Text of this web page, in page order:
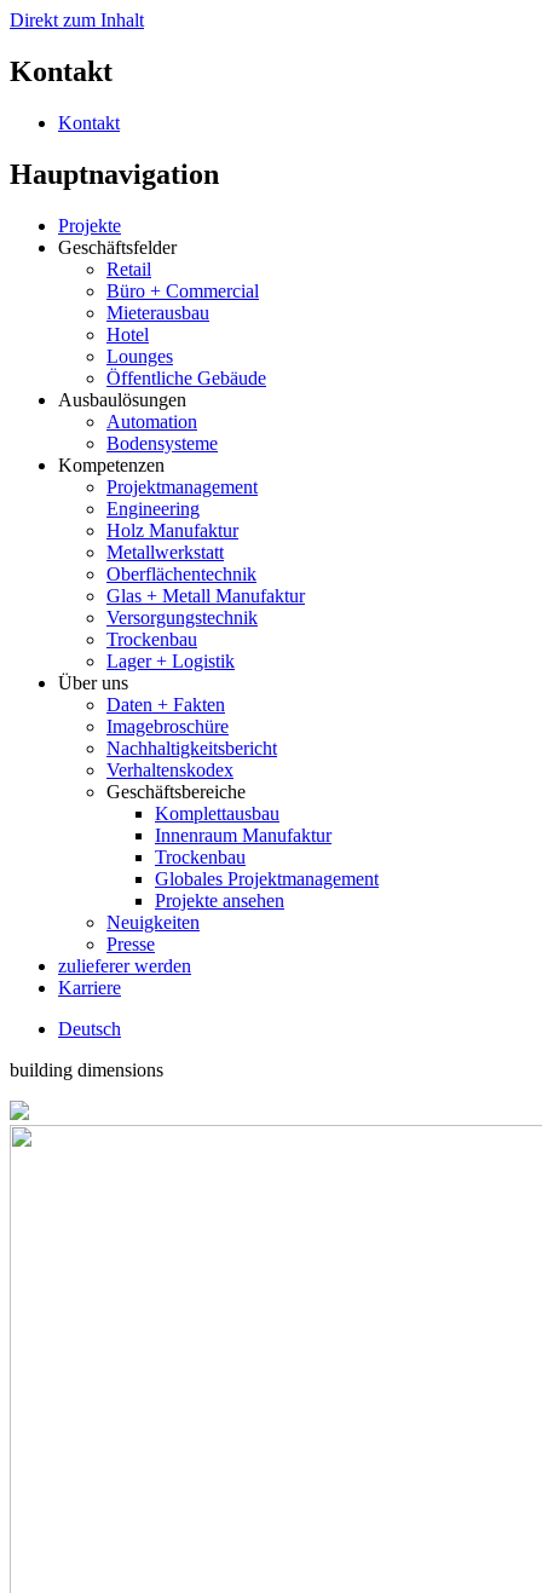
Direkt zum Inhalt
Kontakt
Kontakt
Hauptnavigation
Projekte
Geschäftsfelder
Retail
Büro + Commercial
Mieterausbau
Hotel
Lounges
Öffentliche Gebäude
Ausbaulösungen
Automation
Bodensysteme
Kompetenzen
Projektmanagement
Engineering
Holz Manufaktur
Metallwerkstatt
Oberflächentechnik
Glas + Metall Manufaktur
Versorgungstechnik
Trockenbau
Lager + Logistik
Über uns
Daten + Fakten
Imagebroschüre
Nachhaltigkeitsbericht
Verhaltenskodex
Geschäftsbereiche
Komplettausbau
Innenraum Manufaktur
Trockenbau
Globales Projektmanagement
Projekte ansehen
Neuigkeiten
Presse
zulieferer werden
Karriere
Deutsch
building dimensions